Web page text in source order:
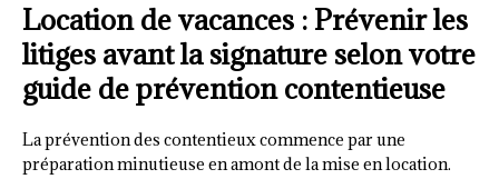
Location de vacances : Prévenir les
litiges avant la signature selon votre
guide de prévention contentieuse
La prévention des contentieux commence par une
préparation minutieuse en amont de la mise en location.